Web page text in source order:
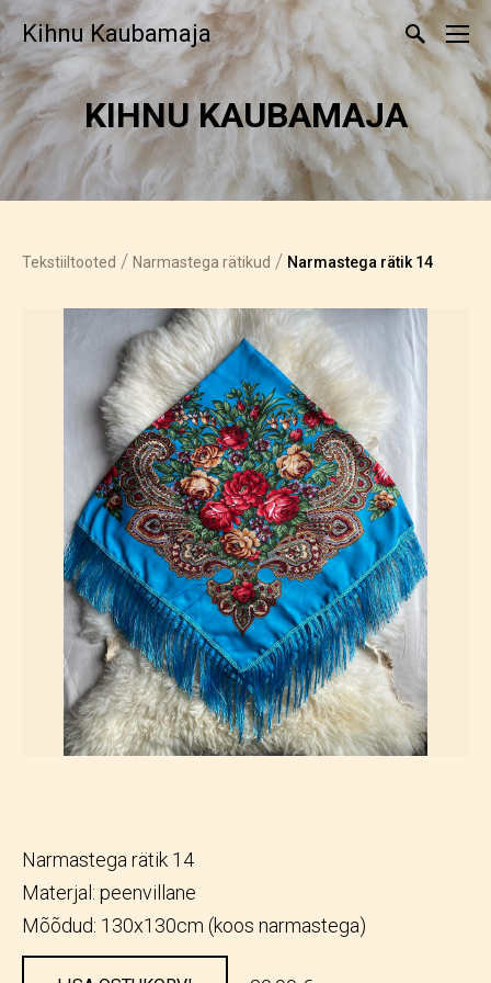
Kihnu Kaubamaja
KIHNU KAUBAMAJA
Tekstiiltooted / Narmastega rätikud / Narmastega rätik 14
Narmastega rätik 14
Materjal: peenvillane
Mõõdud: 130x130cm (koos narmastega)